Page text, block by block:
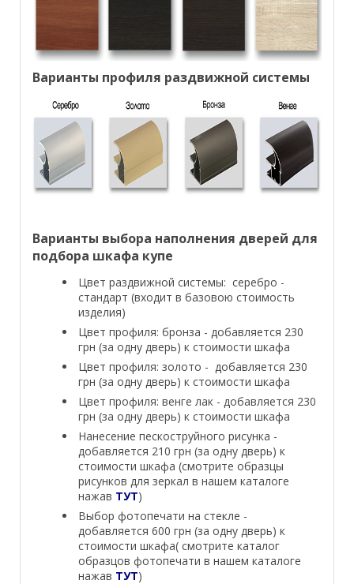
Варианты профиля раздвижной системы
Варианты выбора наполнения дверей для
подбора шкафа купе
Цвет раздвижной системы: серебро -
стандарт (входит в базовою стоимость
изделия)
Цвет профиля: бронза - добавляется 230
грн (за одну дверь) к стоимости шкафа
Цвет профиля: золото - добавляется 230
грн (за одну дверь) к стоимости шкафа
Цвет профиля: венге лак - добавляется 230
грн (за одну дверь) к стоимости шкафа
Нанесение пескоструйного рисунка -
добавляется 210 грн (за одну дверь) к
стоимости шкафа (смотрите образцы
рисунков для зеркал в нашем каталоге
нажав ТУТ)
Выбор фотопечати на стекле -
добавляется 600 грн (за одну дверь) к
стоимости шкафа( смотрите каталог
образцов фотопечати в нашем каталоге
нажав ТУТ)